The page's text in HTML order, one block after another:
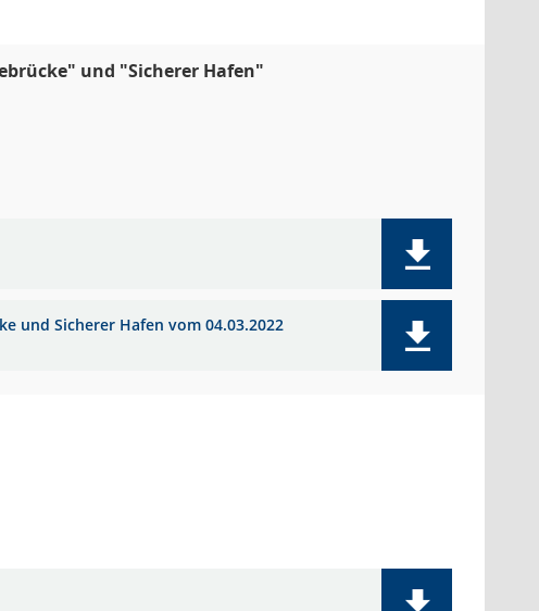
und "Sicherer Hafen"
und Sicherer Hafen vom 04.03.2022